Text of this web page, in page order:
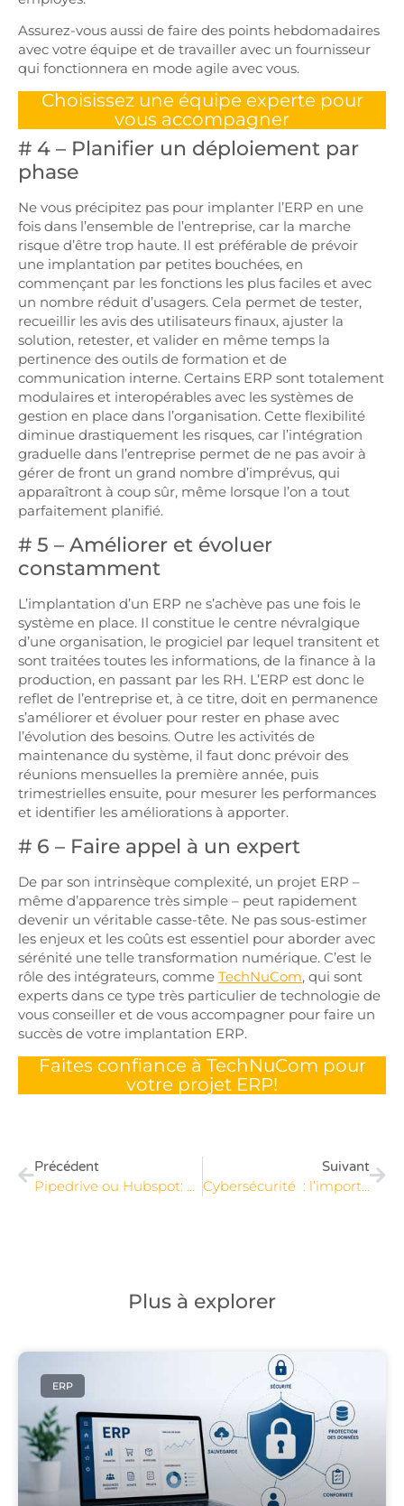
Assurez-vous aussi de faire des points hebdomadaires
avec votre équipe et de travailler avec un fournisseur
qui fonctionnera en mode agile avec vous.
Choisissez une équipe experte pour
vous accompagner
# 4 – Planifier un déploiement par
phase
Ne vous précipitez pas pour implanter l’ERP en une
fois dans l’ensemble de l’entreprise, car la marche
risque d’être trop haute. Il est préférable de prévoir
une implantation par petites bouchées, en
commençant par les fonctions les plus faciles et avec
un nombre réduit d’usagers. Cela permet de tester,
recueillir les avis des utilisateurs finaux, ajuster la
solution, retester, et valider en même temps la
pertinence des outils de formation et de
communication interne. Certains ERP sont totalement
modulaires et interopérables avec les systèmes de
gestion en place dans l’organisation. Cette flexibilité
diminue drastiquement les risques, car l’intégration
graduelle dans l’entreprise permet de ne pas avoir à
gérer de front un grand nombre d’imprévus, qui
apparaîtront à coup sûr, même lorsque l’on a tout
parfaitement planifié.
# 5 – Améliorer et évoluer
constamment
L’implantation d’un ERP ne s’achève pas une fois le
système en place. Il constitue le centre névralgique
d’une organisation, le progiciel par lequel transitent et
sont traitées toutes les informations, de la finance à la
production, en passant par les RH. L’ERP est donc le
reflet de l’entreprise et, à ce titre, doit en permanence
s’améliorer et évoluer pour rester en phase avec
l’évolution des besoins. Outre les activités de
maintenance du système, il faut donc prévoir des
réunions mensuelles la première année, puis
trimestrielles ensuite, pour mesurer les performances
et identifier les améliorations à apporter.
# 6 – Faire appel à un expert
De par son intrinsèque complexité, un projet ERP –
même d’apparence très simple – peut rapidement
devenir un véritable casse-tête. Ne pas sous-estimer
les enjeux et les coûts est essentiel pour aborder avec
sérénité une telle transformation numérique. C’est le
rôle des intégrateurs, comme TechNuCom, qui sont
experts dans ce type très particulier de technologie de
vous conseiller et de vous accompagner pour faire un
succès de votre implantation ERP.
Faites confiance à TechNuCom pour
votre projet ERP!
Précédent
Pipedrive ou Hubspot: quel CRM pour une intégration réussie à l’interne?
Suivant
Cybersécurité : l’importance de la certification SOC 2 Type 2
Plus à explorer
ERP